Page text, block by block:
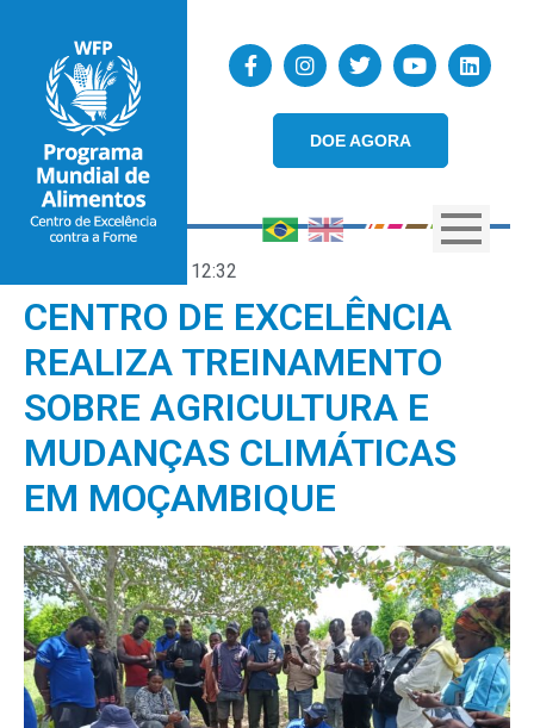
DOE AGORA
12:32
CENTRO DE EXCELÊNCIA
REALIZA TREINAMENTO
SOBRE AGRICULTURA E
MUDANÇAS CLIMÁTICAS
EM MOÇAMBIQUE